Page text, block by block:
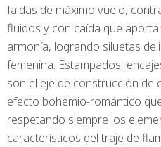
faldas de máximo vuelo,
fluidos y con caída que
armonía, logrando siluetas
femenina. Estampados,
son el eje de construcción de
efecto bohemio-romántico
respetando siempre los
característicos del traje de